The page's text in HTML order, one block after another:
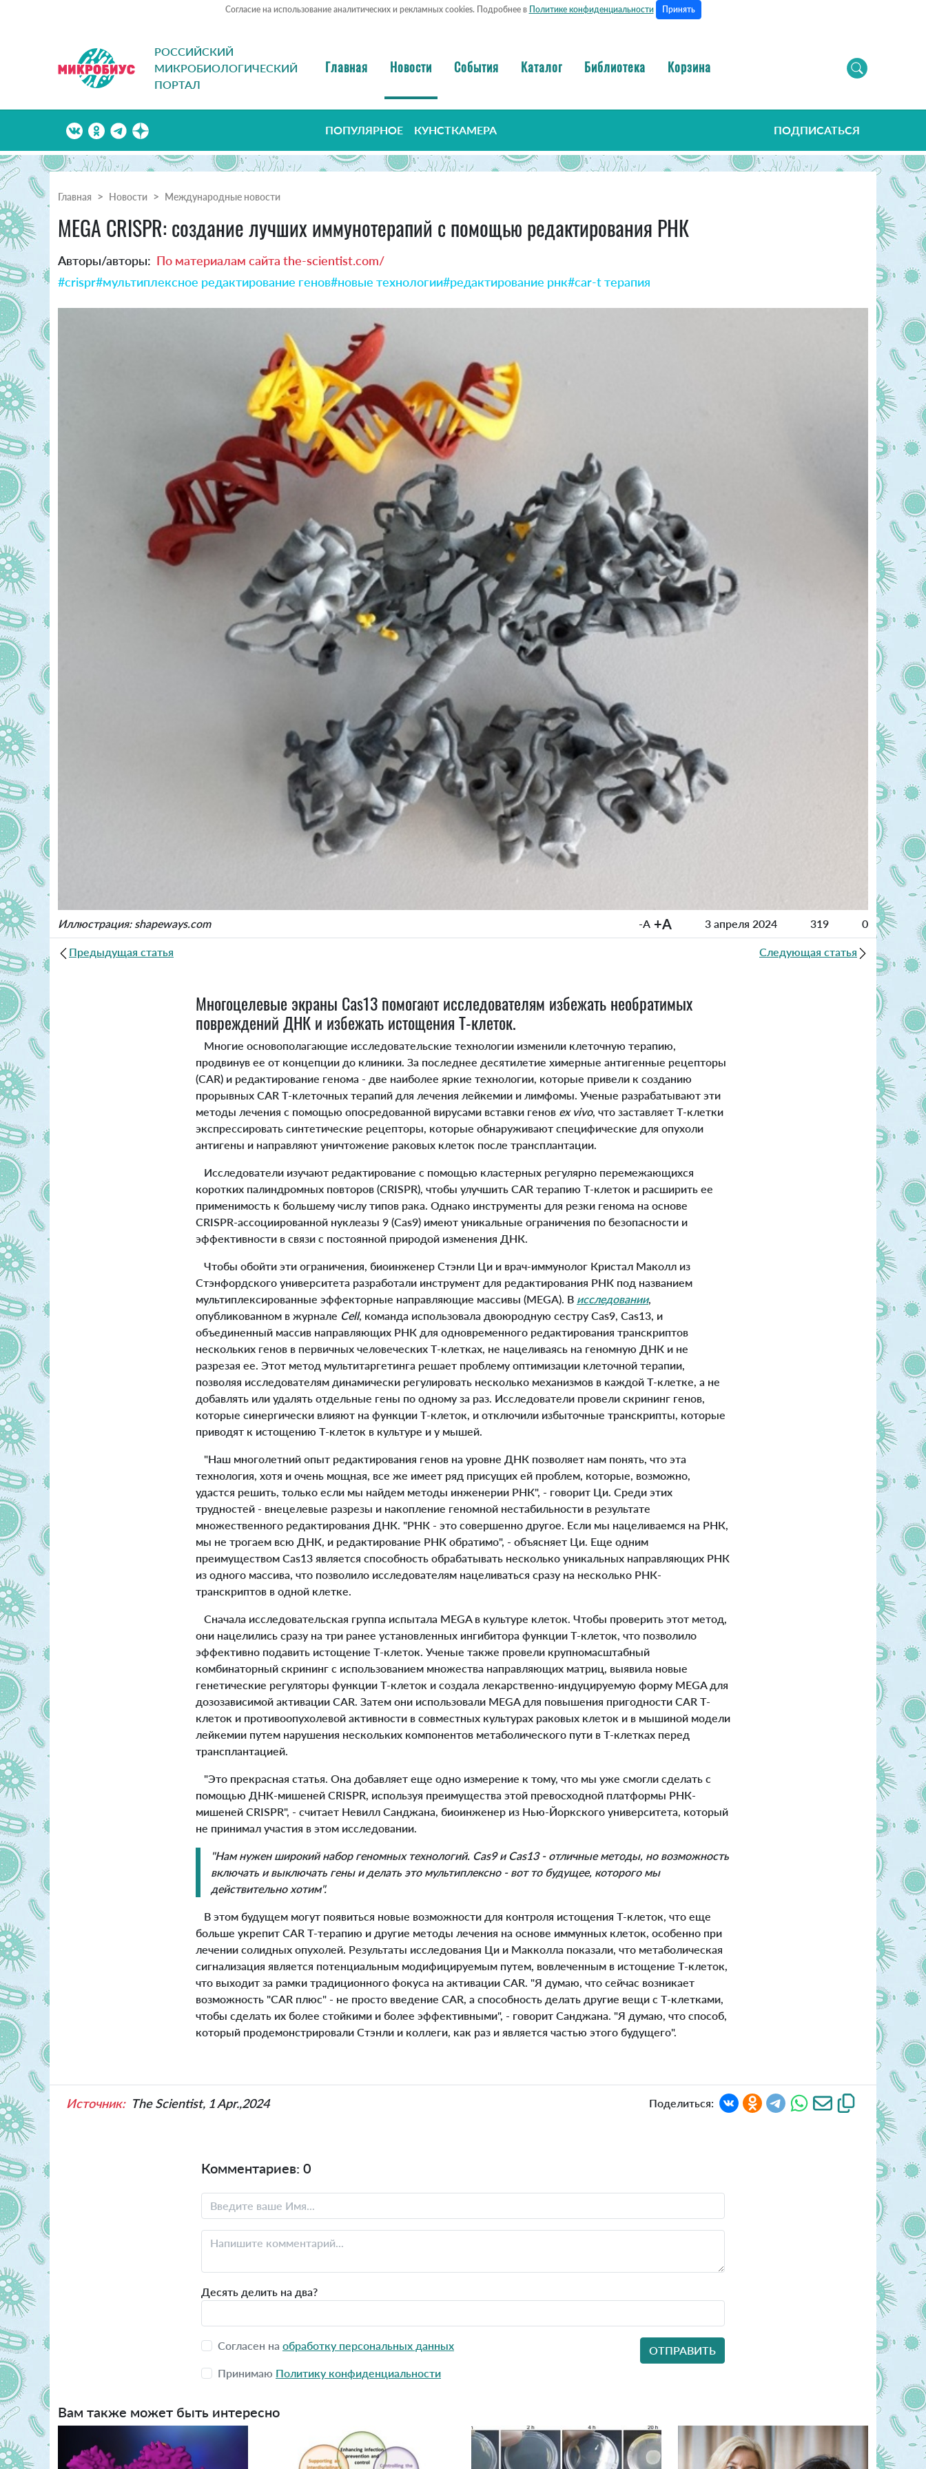
Согласие на использование аналитических и рекламных cookies. Подробнее в Политике конфиденциальности Принять
РОССИЙСКИЙ
МИКРОБИОЛОГИЧЕСКИЙ
ПОРТАЛ
Главная Новости События Каталог Библиотека Корзина
ПОПУЛЯРНОЕ КУНСТКАМЕРА ПОДПИСАТЬСЯ
Главная Новости Международные новости
МEGA CRISPR: создание лучших иммунотерапий с помощью редактирования РНК
Авторы/авторы: По материалам сайта the-scientist.com/
#crispr#мультиплексное редактирование генов#новые технологии#редактирование рнк#car-t терапия
Иллюстрация: shapeways.com -A +A 3 апреля 2024 319 0
Предыдущая статья Следующая статья
Многоцелевые экраны Cas13 помогают исследователям избежать необратимых
повреждений ДНК и избежать истощения Т-клеток.
Многие основополагающие исследовательские технологии изменили клеточную терапию,
продвинув ее от концепции до клиники. За последнее десятилетие химерные антигенные рецепторы
(CAR) и редактирование генома - две наиболее яркие технологии, которые привели к созданию
прорывных CAR T-клеточных терапий для лечения лейкемии и лимфомы. Ученые разрабатывают эти
методы лечения с помощью опосредованной вирусами вставки генов ex vivo, что заставляет T-клетки
экспрессировать синтетические рецепторы, которые обнаруживают специфические для опухоли
антигены и направляют уничтожение раковых клеток после трансплантации.
Исследователи изучают редактирование с помощью кластерных регулярно перемежающихся
коротких палиндромных повторов (CRISPR), чтобы улучшить CAR терапию T-клеток и расширить ее
применимость к большему числу типов рака. Однако инструменты для резки генома на основе
CRISPR-ассоциированной нуклеазы 9 (Cas9) имеют уникальные ограничения по безопасности и
эффективности в связи с постоянной природой изменения ДНК.
Чтобы обойти эти ограничения, биоинженер Стэнли Ци и врач-иммунолог Кристал Маколл из
Стэнфордского университета разработали инструмент для редактирования РНК под названием
мультиплексированные эффекторные направляющие массивы (MEGA). В исследовании,
опубликованном в журнале Cell, команда использовала двоюродную сестру Cas9, Cas13, и
объединенный массив направляющих РНК для одновременного редактирования транскриптов
нескольких генов в первичных человеческих Т-клетках, не нацеливаясь на геномную ДНК и не
разрезая ее. Этот метод мультитаргетинга решает проблему оптимизации клеточной терапии,
позволяя исследователям динамически регулировать несколько механизмов в каждой Т-клетке, а не
добавлять или удалять отдельные гены по одному за раз. Исследователи провели скрининг генов,
которые синергически влияют на функции Т-клеток, и отключили избыточные транскрипты, которые
приводят к истощению Т-клеток в культуре и у мышей.
"Наш многолетний опыт редактирования генов на уровне ДНК позволяет нам понять, что эта
технология, хотя и очень мощная, все же имеет ряд присущих ей проблем, которые, возможно,
удастся решить, только если мы найдем методы инженерии РНК", - говорит Ци. Среди этих
трудностей - внецелевые разрезы и накопление геномной нестабильности в результате
множественного редактирования ДНК. "РНК - это совершенно другое. Если мы нацеливаемся на РНК,
мы не трогаем всю ДНК, и редактирование РНК обратимо", - объясняет Ци. Еще одним
преимуществом Cas13 является способность обрабатывать несколько уникальных направляющих РНК
из одного массива, что позволило исследователям нацеливаться сразу на несколько РНК-
транскриптов в одной клетке.
Сначала исследовательская группа испытала MEGA в культуре клеток. Чтобы проверить этот метод,
они нацелились сразу на три ранее установленных ингибитора функции Т-клеток, что позволило
эффективно подавить истощение Т-клеток. Ученые также провели крупномасштабный
комбинаторный скрининг с использованием множества направляющих матриц, выявила новые
генетические регуляторы функции Т-клеток и создала лекарственно-индуцируемую форму MEGA для
дозозависимой активации CAR. Затем они использовали MEGA для повышения пригодности CAR T-
клеток и противоопухолевой активности в совместных культурах раковых клеток и в мышиной модели
лейкемии путем нарушения нескольких компонентов метаболического пути в T-клетках перед
трансплантацией.
"Это прекрасная статья. Она добавляет еще одно измерение к тому, что мы уже смогли сделать с
помощью ДНК-мишеней CRISPR, используя преимущества этой превосходной платформы РНК-
мишеней CRISPR", - считает Невилл Санджана, биоинженер из Нью-Йоркского университета, который
не принимал участия в этом исследовании.
"Нам нужен широкий набор геномных технологий. Cas9 и Cas13 - отличные методы, но возможность
включать и выключать гены и делать это мультиплексно - вот то будущее, которого мы
действительно хотим".
В этом будущем могут появиться новые возможности для контроля истощения Т-клеток, что еще
больше укрепит CAR T-терапию и другие методы лечения на основе иммунных клеток, особенно при
лечении солидных опухолей. Результаты исследования Ци и Макколла показали, что метаболическая
сигнализация является потенциальным модифицируемым путем, вовлеченным в истощение Т-клеток,
что выходит за рамки традиционного фокуса на активации CAR. "Я думаю, что сейчас возникает
возможность "CAR плюс" - не просто введение CAR, а способность делать другие вещи с Т-клетками,
чтобы сделать их более стойкими и более эффективными", - говорит Санджана. "Я думаю, что способ,
который продемонстрировали Стэнли и коллеги, как раз и является частью этого будущего".
Источник: The Scientist, 1 Apr.,2024 Поделиться:
Комментариев: 0
Десять делить на два?
Согласен на обработку персональных данных
Принимаю Политику конфиденциальности
Вам также может быть интересно